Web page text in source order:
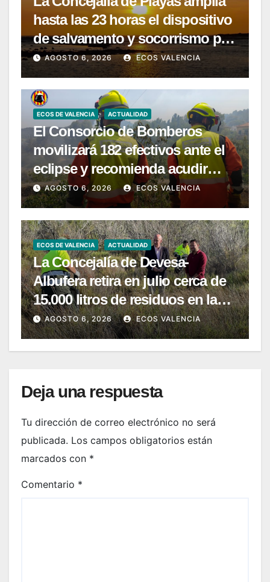
hasta las 23 horas el dispositivo
de salvamento y socorrismo por
el eclipse solar del 12 de agosto
AGOSTO 6, 2026 ECOS VALENCIA
ECOS DE VALENCIA ACTUALIDAD
El Consorcio de Bomberos
movilizará 182 efectivos ante el
eclipse y recomienda acudir
únicamente a zonas habilitadas
AGOSTO 6, 2026 ECOS VALENCIA
ECOS DE VALENCIA ACTUALIDAD
La Concejalía de Devesa-
Albufera retira en julio cerca de
15.000 litros de residuos en la
Devesa
AGOSTO 6, 2026 ECOS VALENCIA
Deja una respuesta
Tu dirección de correo electrónico no será
publicada. Los campos obligatorios están
marcados con *
Comentario *